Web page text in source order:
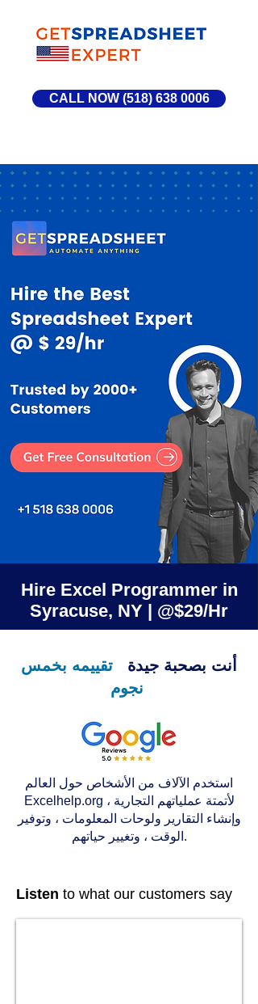
CALL NOW (518) 638 0006
Hire Excel Programmer in
Syracuse, NY | @$29/Hr
أنت بصحبة جيدة
تقييمه بخمس
نجوم
استخدم الآلاف من الأشخاص حول العالم
Excelhelp.org لأتمتة عملياتهم التجارية ،
وإنشاء التقارير ولوحات المعلومات ، وتوفير
الوقت ، وتغيير حياتهم.
Listen to what our customers say